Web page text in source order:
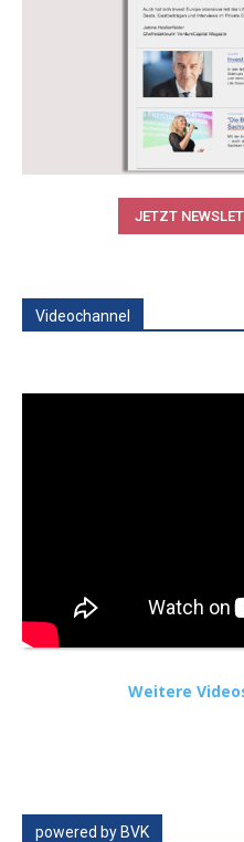
JETZT
Videochannel
Weitere
powered by BVK